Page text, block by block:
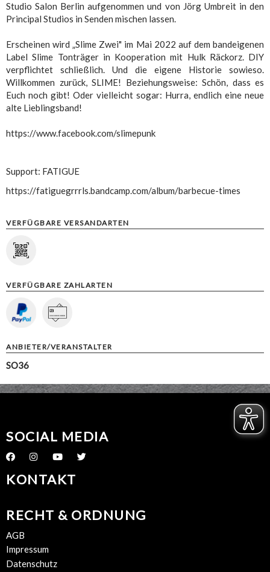
Studio Salon Berlin aufgenommen und von Jörg Umbreit in den
Principal Studios in Senden mischen lassen.
Erscheinen wird „Slime Zwei" im Mai 2022 auf dem bandeigenen
Label Slime Tonträger in Kooperation mit Hulk Räckorz. DIY
verpflichtet schließlich. Und die eigene Historie sowieso.
Willkommen zurück, SLIME! Beziehungsweise: Schön, dass es
Euch noch gibt! Oder vielleicht sogar: Hurra, endlich eine neue
alte Lieblingsband!
https://www.facebook.com/slimepunk
Support: FATIGUE
https://fatiguegrrrls.bandcamp.com/album/barbecue-times
VERFÜGBARE VERSANDARTEN
VERFÜGBARE ZAHLARTEN
ANBIETER/VERANSTALTER
SO36
SOCIAL MEDIA
KONTAKT
RECHT & ORDNUNG
AGB
Impressum
Datenschutz